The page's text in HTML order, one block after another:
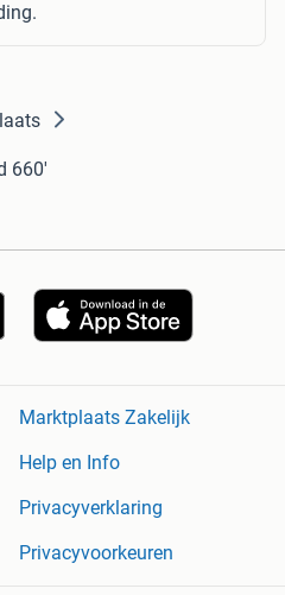
660'
Marktplaats Zakelijk
Help en Info
Privacyverklaring
Privacyvoorkeuren